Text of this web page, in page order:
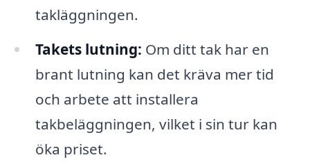
takläggningen.
Takets lutning: Om ditt tak har en
brant lutning kan det kräva mer tid
och arbete att installera
takbeläggningen, vilket i sin tur kan
öka priset.